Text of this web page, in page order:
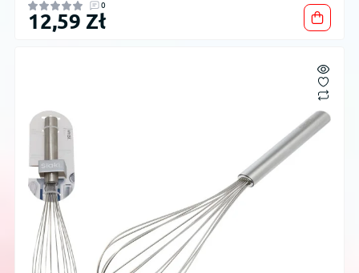
0
12,59 Zł